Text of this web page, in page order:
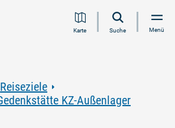
Inhalt
Navigation
Volltextsuche
FooterKarte Suche Menü
Reiseziele
KZ-Außenlager